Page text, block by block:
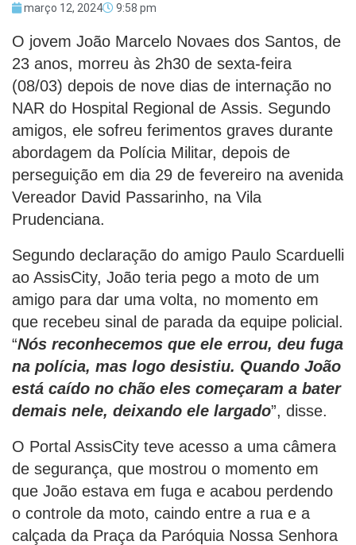
março 12, 2024 9:58 pm
O jovem João Marcelo Novaes dos Santos, de
23 anos, morreu às 2h30 de sexta-feira
(08/03) depois de nove dias de internação no
NAR do Hospital Regional de Assis. Segundo
amigos, ele sofreu ferimentos graves durante
abordagem da Polícia Militar, depois de
perseguição em dia 29 de fevereiro na avenida
Vereador David Passarinho, na Vila
Prudenciana.
Segundo declaração do amigo Paulo Scarduelli
ao AssisCity, João teria pego a moto de um
amigo para dar uma volta, no momento em
que recebeu sinal de parada da equipe policial.
“Nós reconhecemos que ele errou, deu fuga
na polícia, mas logo desistiu. Quando João
está caído no chão eles começaram a bater
demais nele, deixando ele largado”, disse.
O Portal AssisCity teve acesso a uma câmera
de segurança, que mostrou o momento em
que João estava em fuga e acabou perdendo
o controle da moto, caindo entre a rua e a
calçada da Praça da Paróquia Nossa Senhora